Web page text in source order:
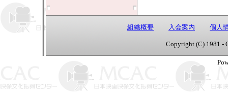
組織概要 入会案内 個人
Copyright (C) 1981 -